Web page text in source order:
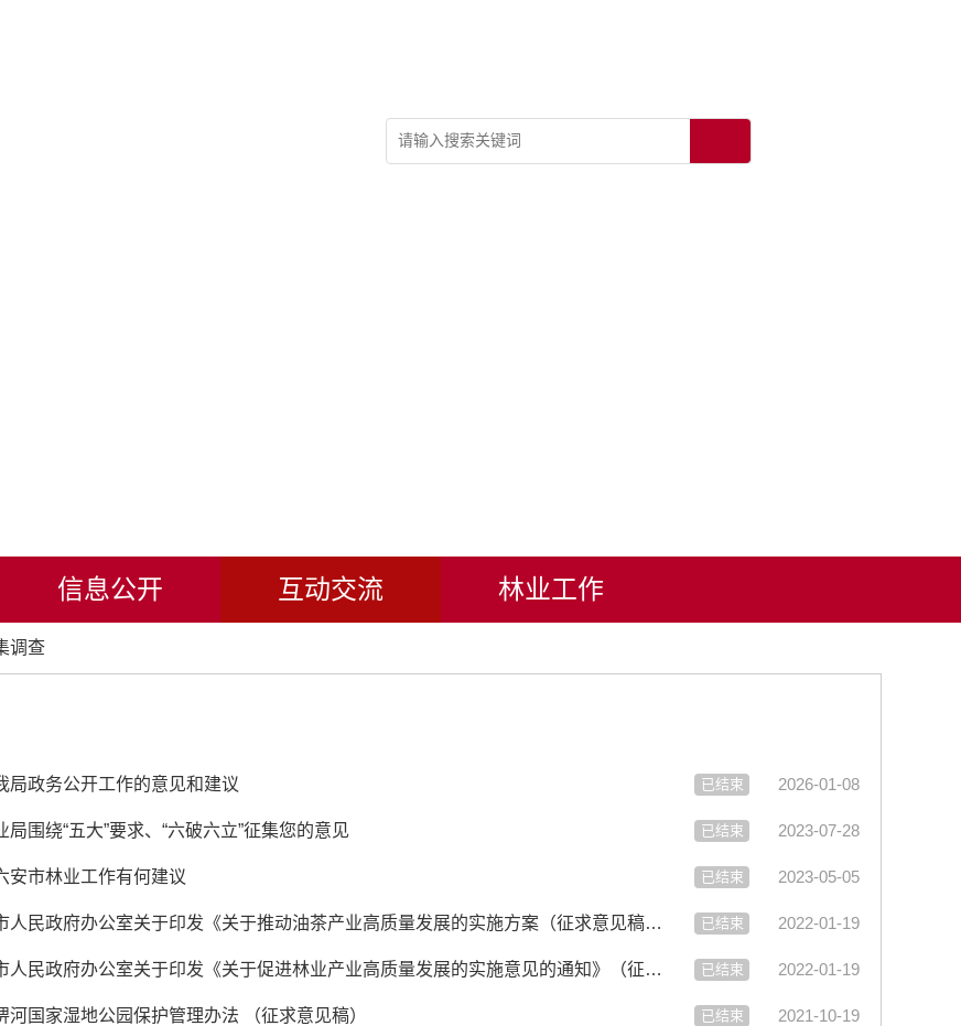
信息公开 互动交流 林业工作
调查
局政务公开工作的意见和建议 已结束 2026-01-08
局围绕“五大”要求、“六破六立”征集您的意见 已结束 2023-07-28
安市林业工作有何建议 已结束 2023-05-05
【征集】六安市人民政府办公室关于印发《关于推动油茶产业高质量发展的实施方案（征求意见稿）》的通知（征求意见... 已结束 2022-01-19
【征集】六安市人民政府办公室关于印发《关于促进林业产业高质量发展的实施意见的通知》（征求意见稿） 已结束 2022-01-19
河国家湿地公园保护管理办法 （征求意见稿） 已结束 2021-10-19